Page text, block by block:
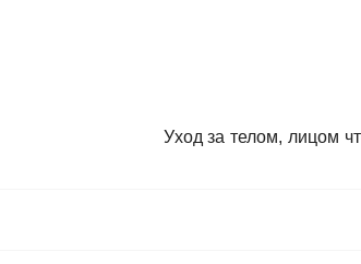
Уход за телом, лицом